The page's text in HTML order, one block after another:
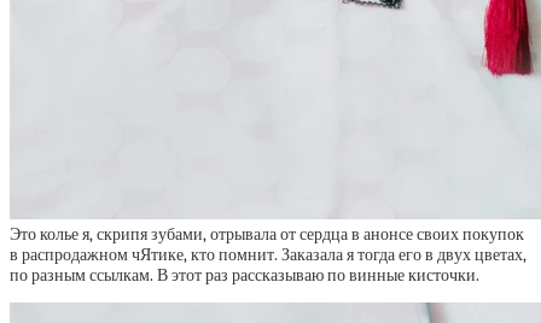
Это колье я, скрипя зубами, отрывала от сердца в анонсе своих покупок
в распродажном чЯтике, кто помнит. Заказала я тогда его в двух цветах,
по разным ссылкам. В этот раз рассказываю по винные кисточки.